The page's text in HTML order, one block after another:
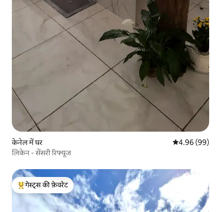
केनेल में घर औसत रेटिंग 5 में
4.96 (99)
लिकेन - सेंसरी रिफ्यूज
गेस्ट्स का टॉप फ़ेवरेट
गेस्ट्स की फ़ेवरेट